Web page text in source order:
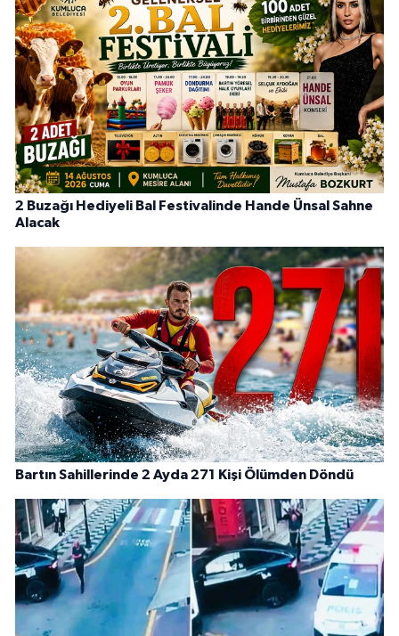
2 Buzağı Hediyeli Bal Festivalinde Hande Ünsal Sahne
Alacak
Bartın Sahillerinde 2 Ayda 271 Kişi Ölümden Döndü